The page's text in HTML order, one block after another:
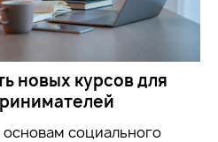
новых курсов для
социального